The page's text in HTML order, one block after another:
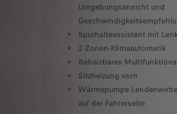
Umgebungsansicht und
Spurhalteassistent mit
2-Zonen-Klimaautomatik
Beheizbares
Sitzheizung vorn
Wärmepumpe
auf der Fahrerseite